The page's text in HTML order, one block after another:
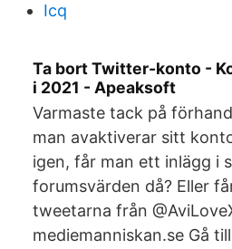
Icq
Ta bort Twitter-konto -
i 2021 - Apeaksoft
Varmaste tack på
man avaktiverar sitt
igen, får man ett inlägg i
forumsvärden då? Eller
tweetarna från
mediemanniskan.se Gå